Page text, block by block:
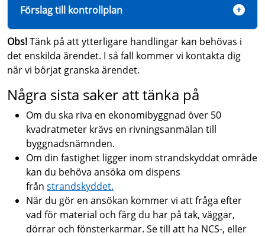
Förslag till kontrollplan
Obs!Tänk på att ytterligare handlingar kan behövas i
det enskilda ärendet. I så fall kommer vi kontakta dig
när vi börjat granska ärendet.
Några sista saker att tänka på
Om du ska riva en ekonomibyggnad över 50
kvadratmeter krävs en rivningsanmälan till
byggnadsnämnden.
Om din fastighet ligger inom strandskyddat område
kan du behöva ansöka om dispens
från strandskyddet.
När du gör en ansökan kommer vi att fråga efter
vad för material och färg du har på tak, väggar,
dörrar och fönsterkarmar. Se till att ha NCS-, eller